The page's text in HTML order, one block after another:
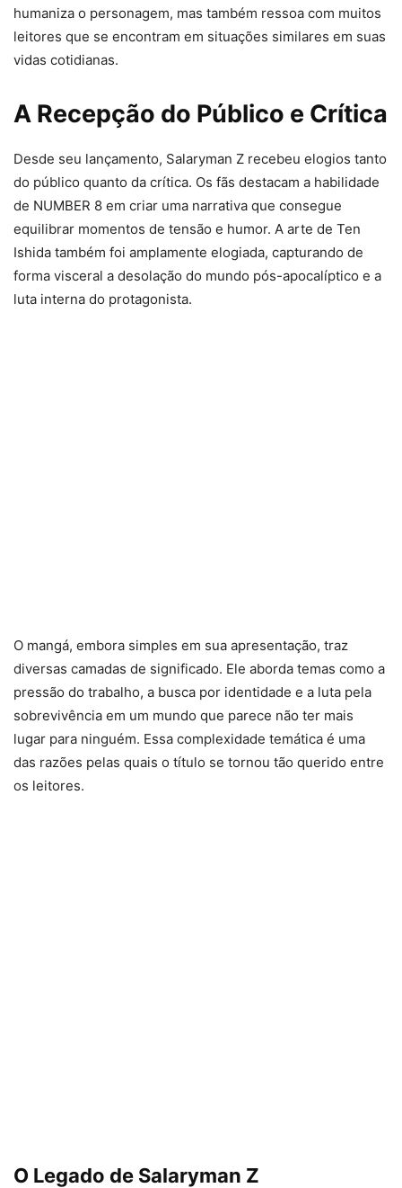
humaniza o personagem, mas também ressoa com muitos
leitores que se encontram em situações similares em suas
vidas cotidianas.
A Recepção do Público e Crítica
Desde seu lançamento, Salaryman Z recebeu elogios tanto
do público quanto da crítica. Os fãs destacam a habilidade
de NUMBER 8 em criar uma narrativa que consegue
equilibrar momentos de tensão e humor. A arte de Ten
Ishida também foi amplamente elogiada, capturando de
forma visceral a desolação do mundo pós-apocalíptico e a
luta interna do protagonista.
O mangá, embora simples em sua apresentação, traz
diversas camadas de significado. Ele aborda temas como a
pressão do trabalho, a busca por identidade e a luta pela
sobrevivência em um mundo que parece não ter mais
lugar para ninguém. Essa complexidade temática é uma
das razões pelas quais o título se tornou tão querido entre
os leitores.
O Legado de Salaryman Z